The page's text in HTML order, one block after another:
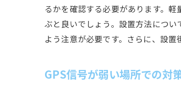
るかを確認する必要があります。
ぶと良いでしょう。設置方法につ
よう注意が必要です。さらに、設
GPS信号が弱い場所での対